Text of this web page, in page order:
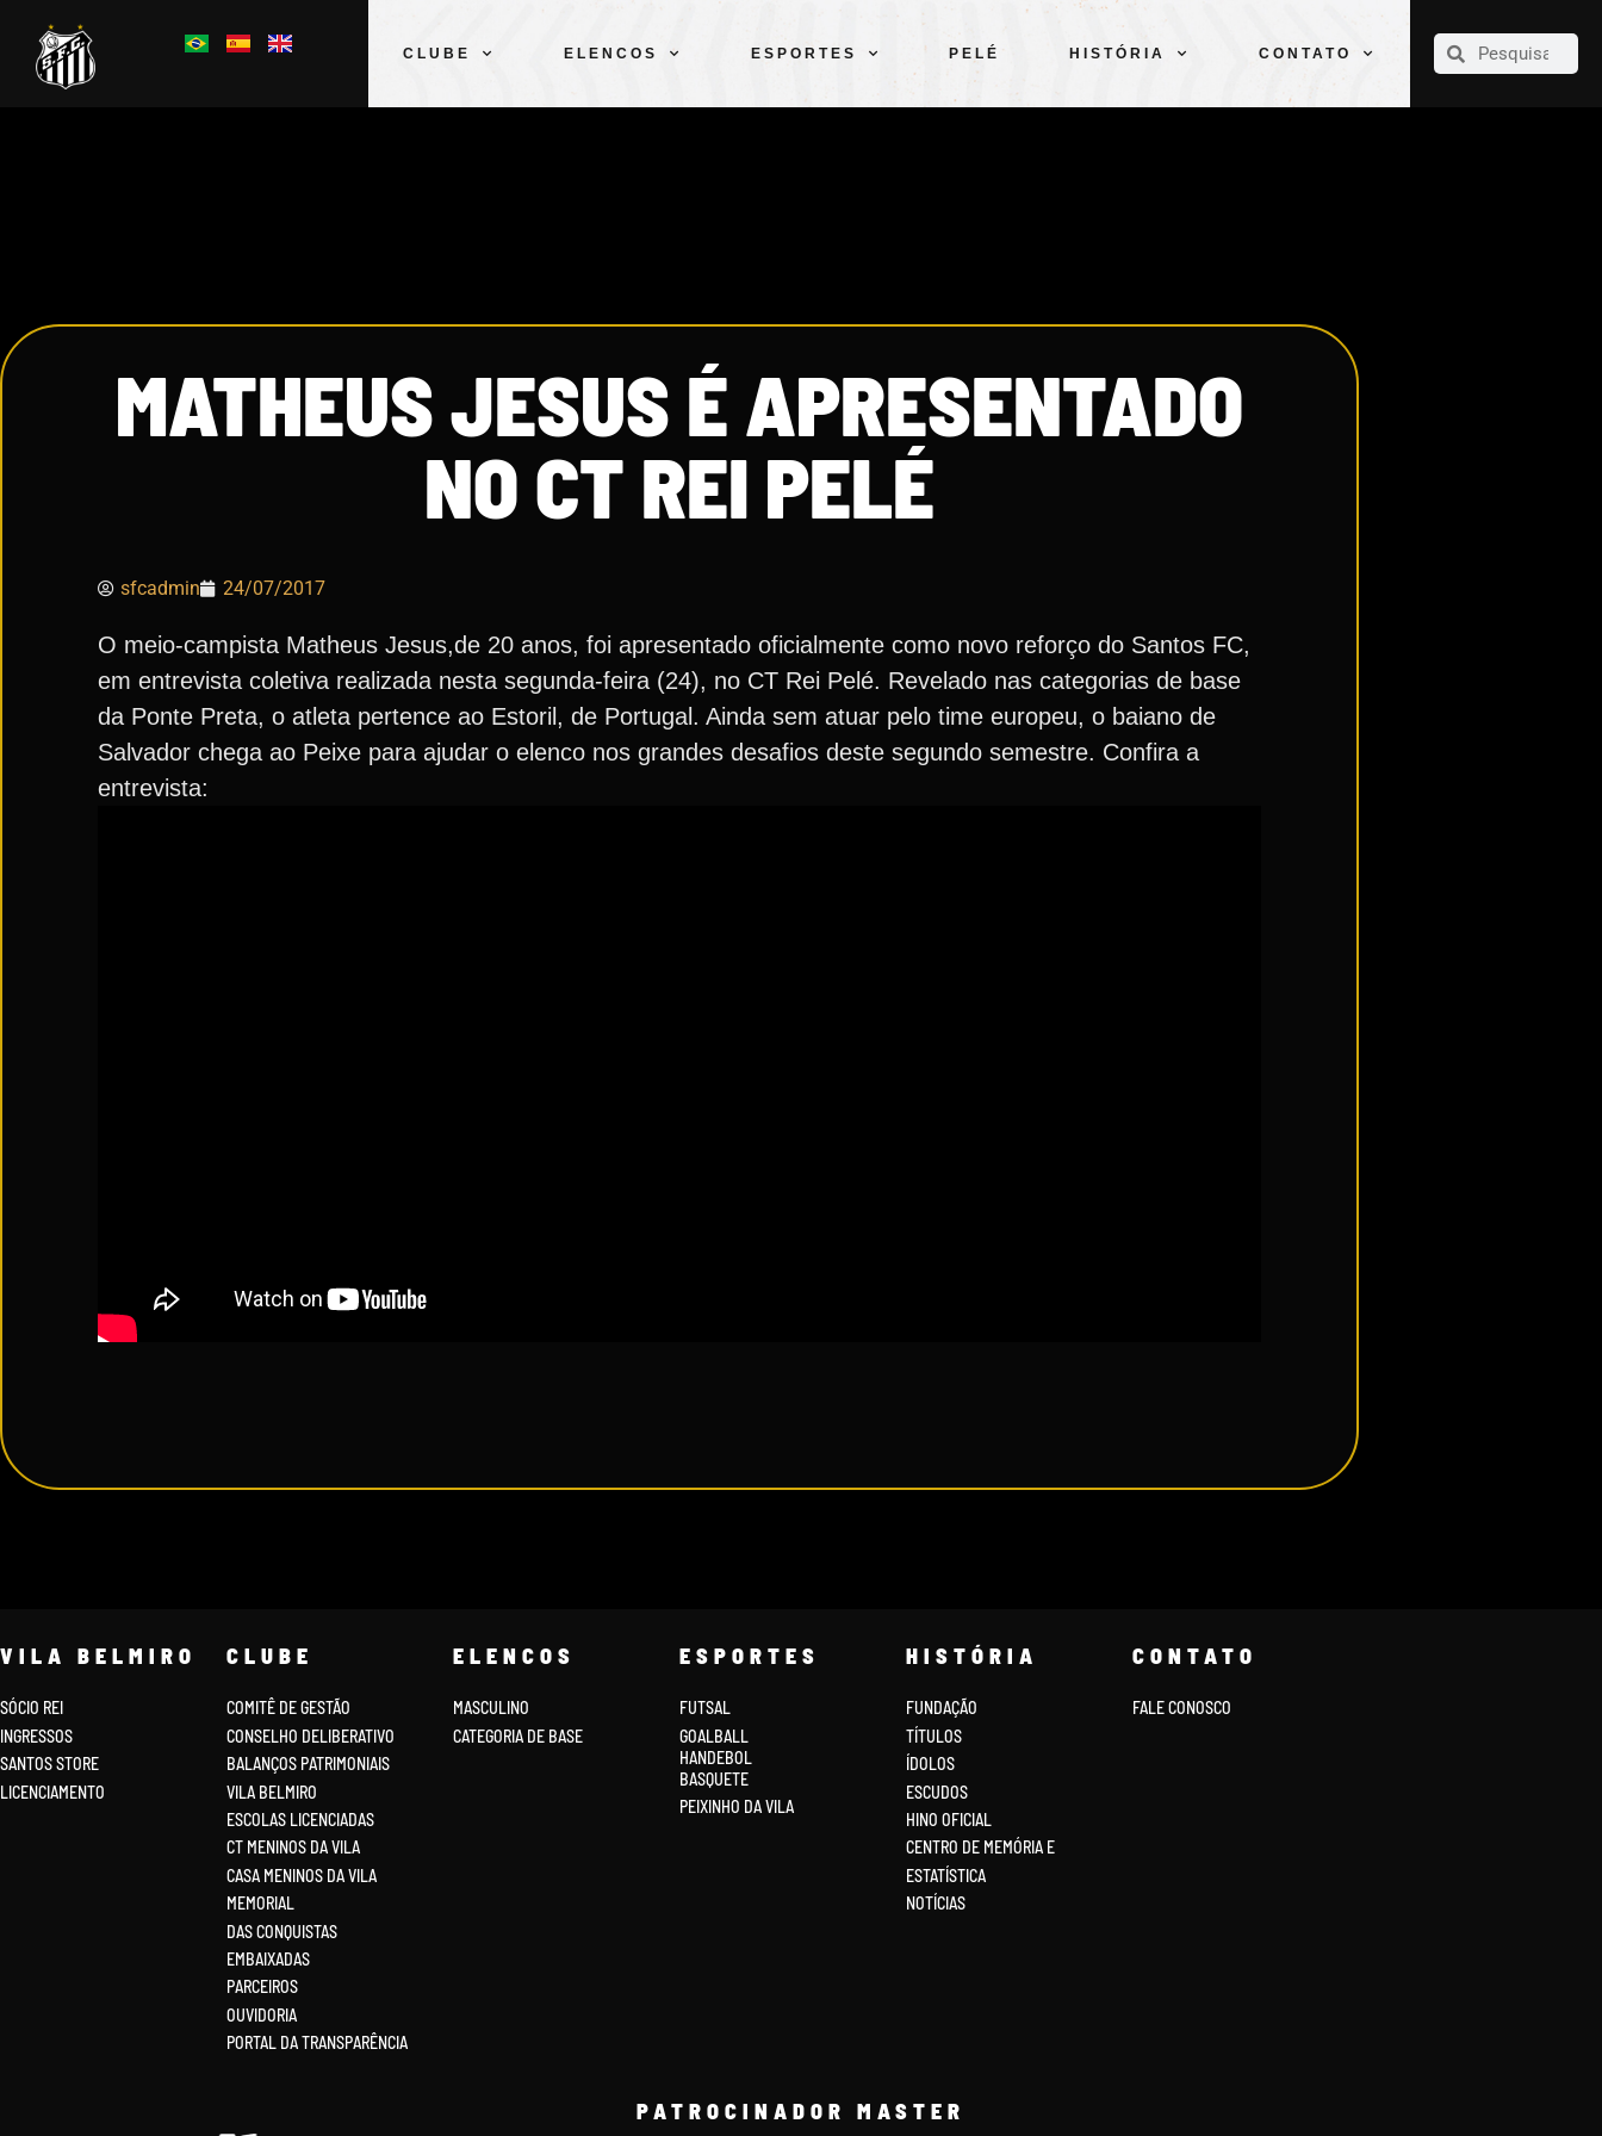
CLUBE ELENCOS ESPORTES PELÉ HISTÓRIA CONTATO
CLUBE
MATHEUS JESUS É APRESENTADO
NO CT REI PELÉ
sfcadmin 24/07/2017
O meio-campista Matheus Jesus,de 20 anos, foi apresentado oficialmente como novo reforço do Santos FC,
em entrevista coletiva realizada nesta segunda-feira (24), no CT Rei Pelé. Revelado nas categorias de base
da Ponte Preta, o atleta pertence ao Estoril, de Portugal. Ainda sem atuar pelo time europeu, o baiano de
Salvador chega ao Peixe para ajudar o elenco nos grandes desafios deste segundo semestre. Confira a
entrevista:
VILA BELMIRO
SÓCIO REI
INGRESSOS
SANTOS STORE
LICENCIAMENTO
CLUBE
COMITÊ DE GESTÃO
CONSELHO DELIBERATIVO
BALANÇOS PATRIMONIAIS
VILA BELMIRO
ESCOLAS LICENCIADAS
CT MENINOS DA VILA
CASA MENINOS DA VILA
MEMORIAL
DAS CONQUISTAS
EMBAIXADAS
PARCEIROS
OUVIDORIA
PORTAL DA TRANSPARÊNCIA
ELENCOS
MASCULINO
CATEGORIA DE BASE
ESPORTES
FUTSAL
GOALBALL
HANDEBOL
BASQUETE
PEIXINHO DA VILA
HISTÓRIA
FUNDAÇÃO
TÍTULOS
ÍDOLOS
ESCUDOS
HINO OFICIAL
CENTRO DE MEMÓRIA E
ESTATÍSTICA
NOTÍCIAS
CONTATO
FALE CONOSCO
PATROCINADOR MASTER